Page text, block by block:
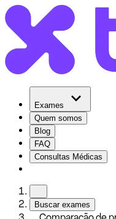
Exames
Quem somos
Blog
FAQ
Consultas Médicas
Buscar exames